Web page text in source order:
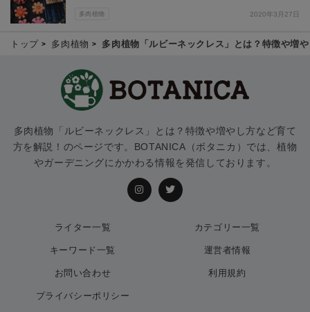
多肉植物 2020年3月27日
トップ 多肉植物 多肉植物「ルビーネックレス」とは？特徴や増
多肉植物「ルビーネックレス」とは？特徴や増やし方など育て
方を解説！のページです。BOTANICA（ボタニカ）では、植物
やガーデニングにかかわる情報を発信しております。
ライター一覧 カテゴリー一覧
キーワード一覧 運営者情報
お問い合わせ 利用規約
プライバシーポリシー